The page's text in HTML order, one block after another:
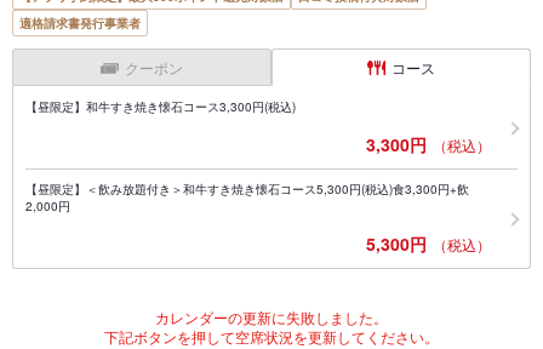
適格請求書発行事業者
クーポン コース
【昼限定】和牛すき焼き懐石コース3,300円(税込)
3,300円 （税込）
【昼限定】＜飲み放題付き＞和牛すき焼き懐石コース5,300円(税込)食3,300円+飲
2,000円
5,300円 （税込）
カレンダーの更新に失敗しました。
下記ボタンを押して空席状況を更新してください。